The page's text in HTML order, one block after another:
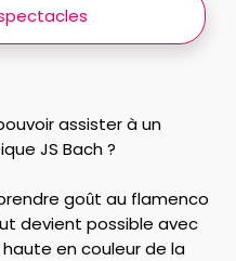
assister à un
JS Bach ?
goût au flamenco
devient possible avec
en couleur de la